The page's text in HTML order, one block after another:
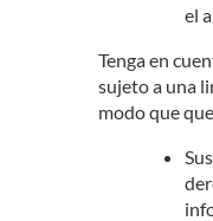
el
Tenga en
sujeto a una
modo que